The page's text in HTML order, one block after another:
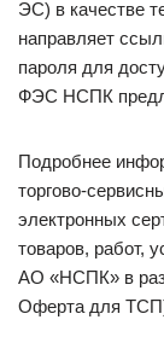
ЭС) в качестве
направляет
пароля для
ФЭС НСПК
Подробнее
торгово-
электронных
товаров, работ,
АО «НСПК» в
Оферта для